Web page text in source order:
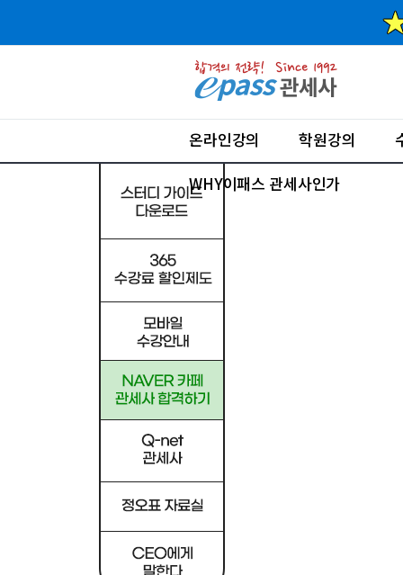
온라인강의 학원강의
WHY이패스 관세사인가